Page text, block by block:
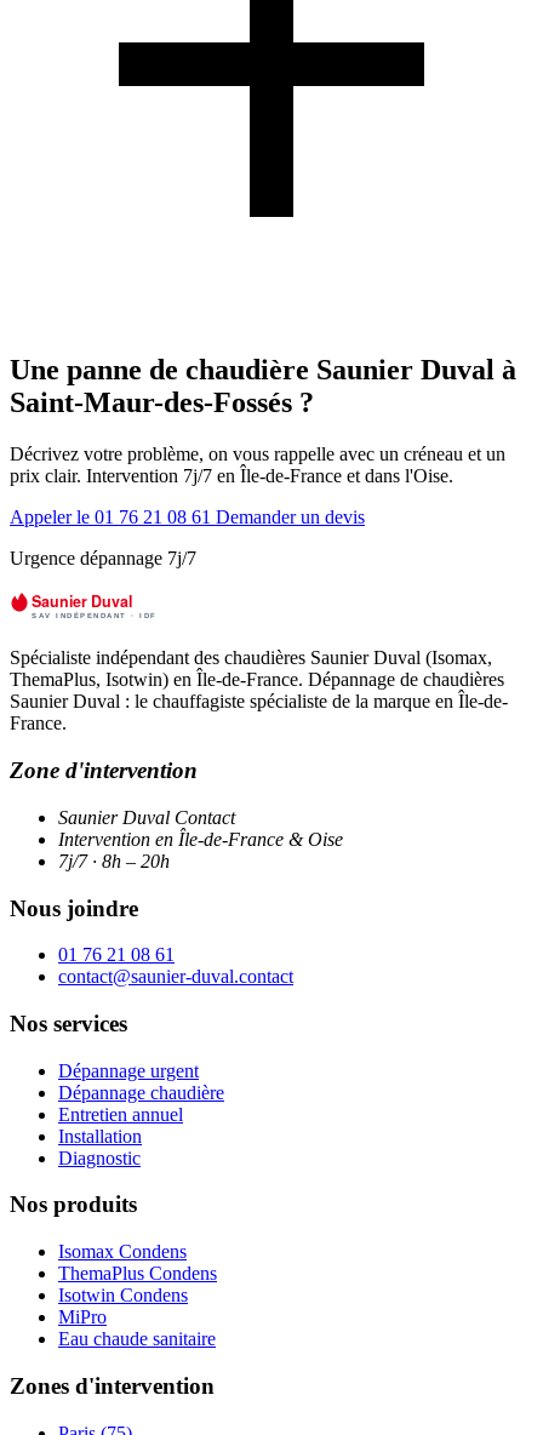
Une panne de chaudière Saunier Duval à
Saint-Maur-des-Fossés ?
Décrivez votre problème, on vous rappelle avec un créneau et un
prix clair. Intervention 7j/7 en Île-de-France et dans l'Oise.
Appeler le 01 76 21 08 61 Demander un devis
Urgence dépannage 7j/7
Spécialiste indépendant des chaudières Saunier Duval (Isomax,
ThemaPlus, Isotwin) en Île-de-France. Dépannage de chaudières
Saunier Duval : le chauffagiste spécialiste de la marque en Île-de-
France.
Zone d'intervention
Saunier Duval Contact
Intervention en Île-de-France & Oise
7j/7 · 8h – 20h
Nous joindre
01 76 21 08 61
contact@saunier-duval.contact
Nos services
Dépannage urgent
Dépannage chaudière
Entretien annuel
Installation
Diagnostic
Nos produits
Isomax Condens
ThemaPlus Condens
Isotwin Condens
MiPro
Eau chaude sanitaire
Zones d'intervention